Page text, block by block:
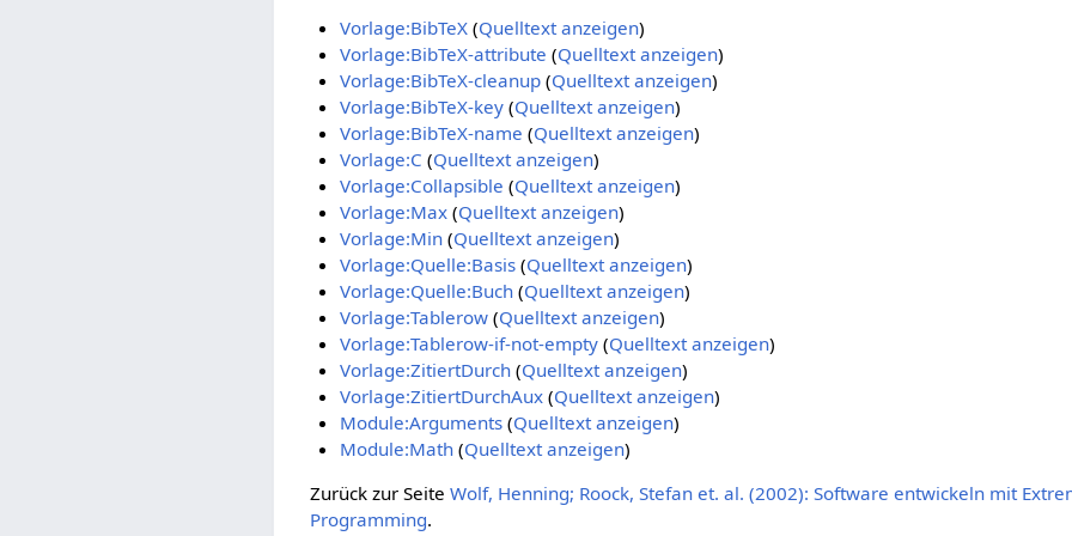
Vorlage:BibTeX(Quelltext anzeigen)
Vorlage:BibTeX-attribute (Quelltext anzeigen)
Vorlage:BibTeX-cleanup(Quelltext anzeigen)
Vorlage:BibTeX-key(Quelltext anzeigen)
Vorlage:BibTeX-name (Quelltext anzeigen)
Vorlage:C (Quelltext anzeigen)
Vorlage:Collapsible (Quelltext anzeigen)
Vorlage:Max(Quelltext anzeigen)
Vorlage:Min(Quelltext anzeigen)
Vorlage:Quelle:Basis(Quelltext anzeigen)
Vorlage:Quelle:Buch(Quelltext anzeigen)
Vorlage:Tablerow(Quelltext anzeigen)
Vorlage:Tablerow-if-not-empty(Quelltext anzeigen)
Vorlage:ZitiertDurch(Quelltext anzeigen)
Vorlage:ZitiertDurchAux(Quelltext anzeigen)
Module:Arguments(Quelltext anzeigen)
Module:Math(Quelltext anzeigen)
Zurück zur SeiteWolf, Henning; Roock, Stefan et. al. (2002): Software entwickeln mit
Programming.